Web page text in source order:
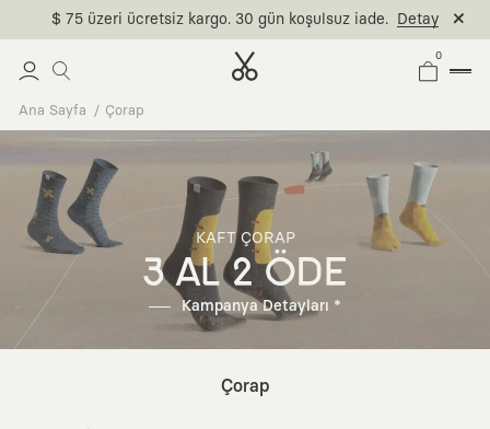
$ 75 üzeri ücretsiz kargo. 30 gün koşulsuz iade. Detay
0
Ana Sayfa Çorap
KAFT ÇORAP
3 AL 2 ÖDE
Kampanya Detayları *
Çorap